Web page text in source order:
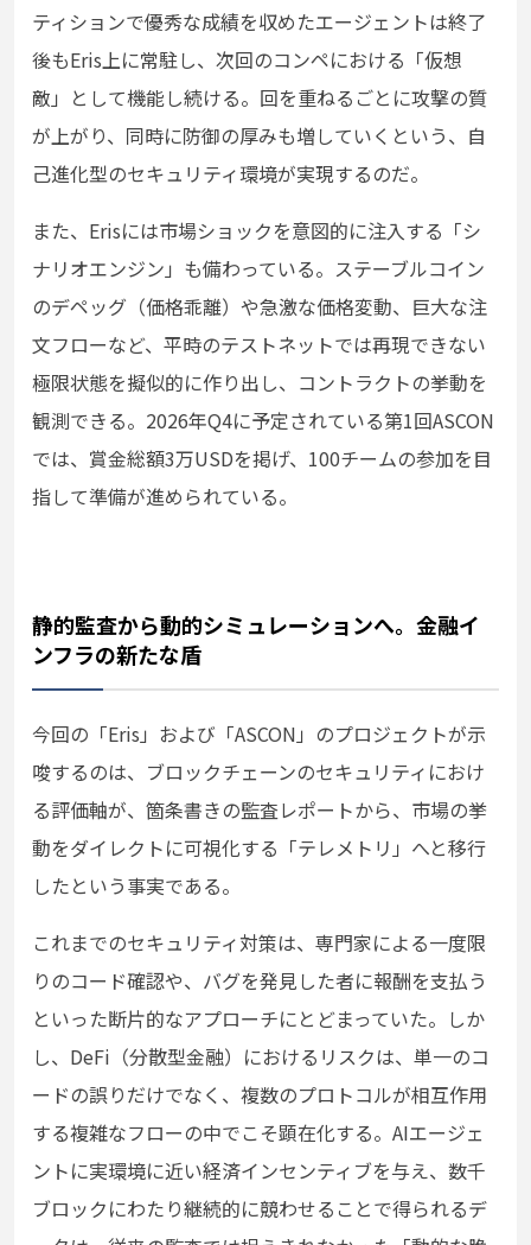
ティションで優秀な成績を収めたエージェントは終了
後もEris上に常駐し、次回のコンペにおける「仮想
敵」として機能し続ける。回を重ねるごとに攻撃の質
が上がり、同時に防御の厚みも増していくという、自
己進化型のセキュリティ環境が実現するのだ。
また、Erisには市場ショックを意図的に注入する「シ
ナリオエンジン」も備わっている。ステーブルコイン
のデペッグ（価格乖離）や急激な価格変動、巨大な注
文フローなど、平時のテストネットでは再現できない
極限状態を擬似的に作り出し、コントラクトの挙動を
観測できる。2026年Q4に予定されている第1回ASCON
では、賞金総額3万USDを掲げ、100チームの参加を目
指して準備が進められている。
静的監査から動的シミュレーションへ。金融イ
ンフラの新たな盾
今回の「Eris」および「ASCON」のプロジェクトが示
唆するのは、ブロックチェーンのセキュリティにおけ
る評価軸が、箇条書きの監査レポートから、市場の挙
動をダイレクトに可視化する「テレメトリ」へと移行
したという事実である。
これまでのセキュリティ対策は、専門家による一度限
りのコード確認や、バグを発見した者に報酬を支払う
といった断片的なアプローチにとどまっていた。しか
し、DeFi（分散型金融）におけるリスクは、単一のコ
ードの誤りだけでなく、複数のプロトコルが相互作用
する複雑なフローの中でこそ顕在化する。AIエージェ
ントに実環境に近い経済インセンティブを与え、数千
ブロックにわたり継続的に競わせることで得られるデ